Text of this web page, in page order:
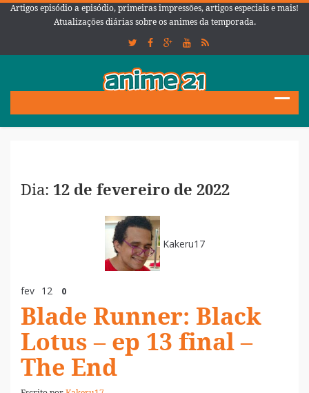
Artigos episódio a episódio, primeiras impressões, artigos especiais e mais!
Atualizações diárias sobre os animes da temporada.
Dia: 12 de fevereiro de 2022
Kakeru17
fev 12 0
Blade Runner: Black
Lotus – ep 13 final –
The End